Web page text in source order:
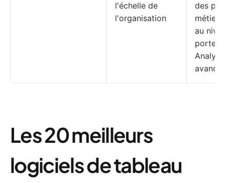
l'échelle de
l'organisation
des
métier
au
Les 20 meilleurs
logiciels de tableau